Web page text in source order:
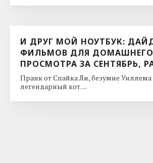
И ДРУГ МОЙ НОУТБУК:
ФИЛЬМОВ ДЛЯ ДОМАШНЕГО
ПРОСМОТРА ЗА СЕНТЯБРЬ,
Пранк от Спайка Ли, безумие
легендарный кот. ...